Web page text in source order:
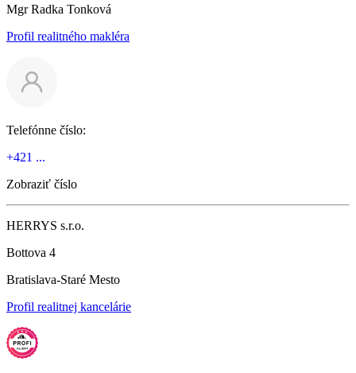
Mgr Radka Tonková
Profil realitného makléra
Telefónne číslo:
+421 ...
Zobraziť číslo
HERRYS s.r.o.
Bottova 4
Bratislava-Staré Mesto
Profil realitnej kancelárie